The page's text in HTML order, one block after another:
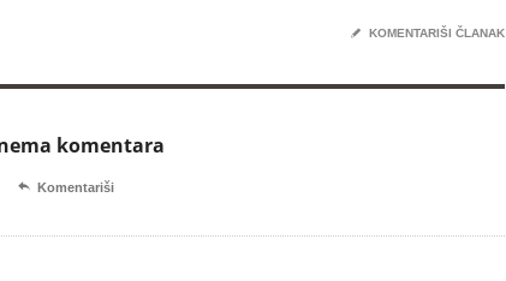
✎ KOMENTARIŠI ČLANAK
komentara
 Komentariši